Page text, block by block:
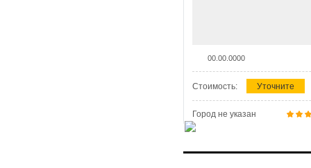
00.00.0000
Стоимость: Уточните
Город не указан